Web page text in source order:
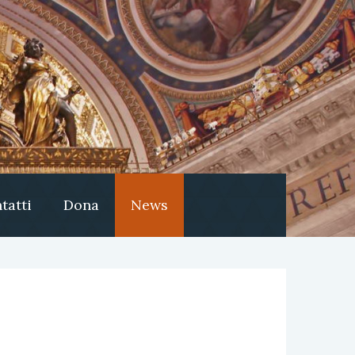
Dona News